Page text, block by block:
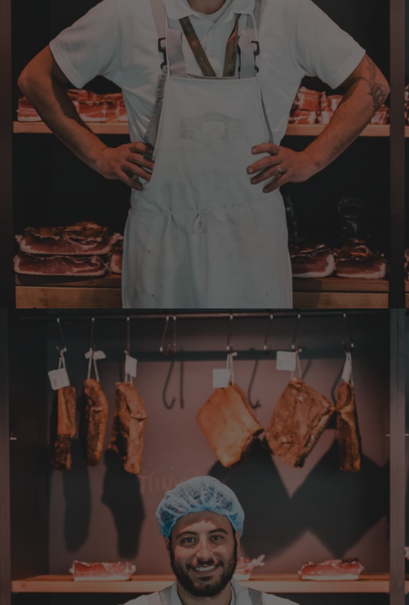
Pakete die an Privatadressen gesandt
werden meistens zu Abholstationen. Es hat
mir Mühe gekostet das Paket wenigstens an
die Haustüre abgestellt zu bekommen. Bei
eventueller Wiederbestellung werde ich Sie
ersuchen , die Post in Anspruch zu nehmen.
Da wäre ich auch bereit die Transportkosten
zu tragen. Mit freundlichen Grüßen Jörg
4.8.2026
Markus
Verifizierter Kunde
Hervorragende Qualität mit Geschmack
4.8.2026
Verifizierter Kunde
Erstklassige Ware Hervorragende Qualität
Sehr gutes Preis Leistungsverhältnis
4.8.2026
Verifizierter Kunde
Sehr gute Ware , schnelle Zusendung. Ich bin
sehr zufrieden. Gern wieder!
4.8.2026